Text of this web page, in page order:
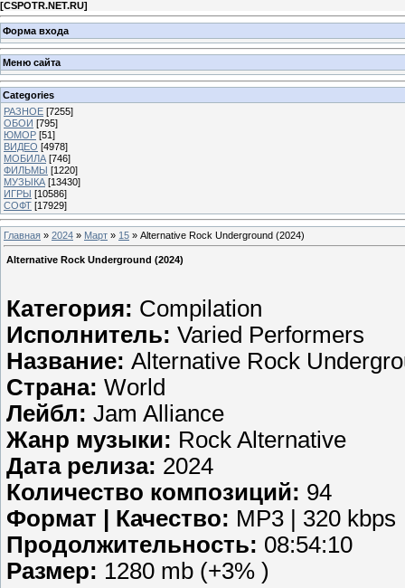
[CSPOTR.NET.RU]
Форма входа
Меню сайта
Categories
РАЗНОЕ [7255]
ОБОИ [795]
ЮМОР [51]
ВИДЕО [4978]
МОБИЛА [746]
ФИЛЬМЫ [1220]
МУЗЫКА [13430]
ИГРЫ [10586]
СОФТ [17929]
Главная » 2024 » Март » 15 » Alternative Rock Underground (2024)
Alternative Rock Underground (2024)
Категория: Compilation
Исполнитель: Varied Performers
Название: Alternative Rock
Страна: World
Лейбл: Jam Alliance
Жанр музыки: Rock Alternative
Дата релиза: 2024
Количество композиций: 94
Формат | Качество: MP3 | 320 kbps
Продолжительность: 08:54:10
Размер: 1280 mb (+3% )